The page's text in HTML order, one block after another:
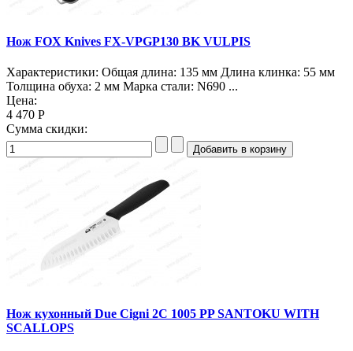
Нож FOX Knives FX-VPGP130 BK VULPIS
Характеристики: Общая длина: 135 мм Длина клинка: 55 мм
Толщина обуха: 2 мм Марка стали: N690 ...
Цена:
4 470 Р
Сумма скидки:
Нож кухонный Due Cigni 2C 1005 PP SANTOKU WITH
SCALLOPS